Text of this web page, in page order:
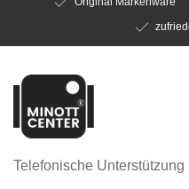
Telefonische